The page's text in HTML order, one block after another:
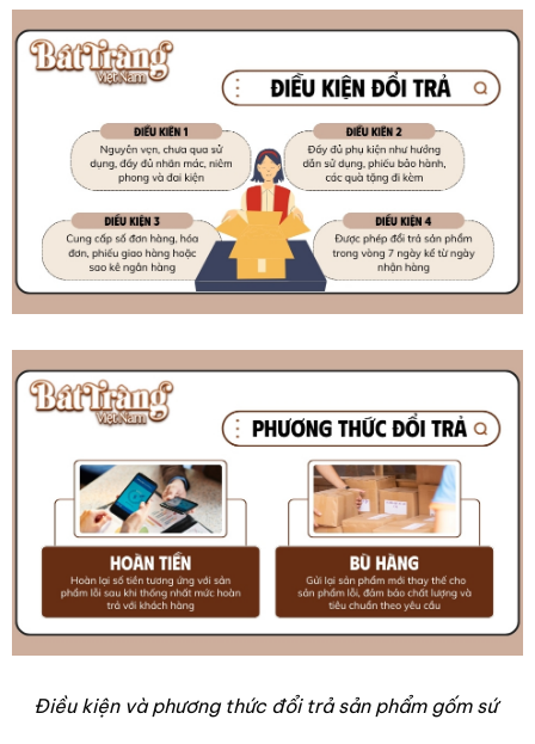
Điều kiện và phương thức đổi trả sản phẩm gốm sứ